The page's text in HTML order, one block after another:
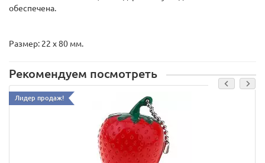
обеспечена.
Размер: 22 х 80 мм.
Рекомендуем посмотреть
Лидер продаж!